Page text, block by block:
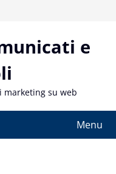
e
marketing su web
Menu